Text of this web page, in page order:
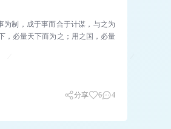
为制，成于事而合于计谋，与之为
，必量天下而为之；用之国，必量
分享 6 4